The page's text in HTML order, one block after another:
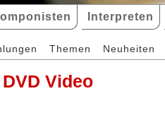
Interpreten
Themen Neuheiten
DVD Video